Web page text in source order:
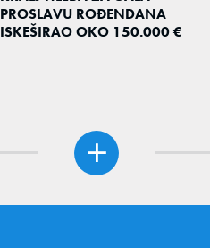
PROSLAVU ROĐENDANA
ISKEŠIRAO OKO 150.000 €